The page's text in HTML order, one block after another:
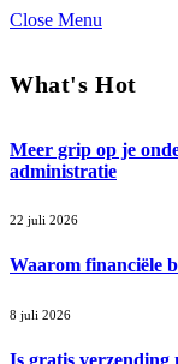
Close Menu
What's Hot
Meer grip op je
administratie
22 juli 2026
Waarom financiële
8 juli 2026
Is gratis verzending